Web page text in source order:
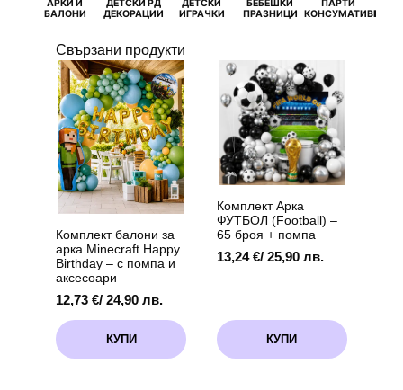
АРКИ И
БАЛОНИ
ДЕТСКИ РД
ДЕКОРАЦИИ
ДЕТСКИ
ИГРАЧКИ
БЕБЕШКИ
ПРАЗНИЦИ
ПАРТИ
КОНСУМАТИВИ
Свързани продукти
Комплект балони за
арка Minecraft Happy
Birthday – с помпа и
аксесоари
12,73 €/ 24,90 лв.
КУПИ
Комплект Арка
ФУТБОЛ (Football) –
65 броя + помпа
13,24€/ 25,90 лв.
КУПИ